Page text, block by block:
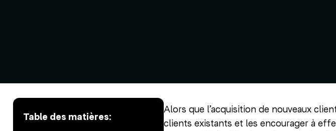
Table des matières:
Alors que l’acquisition de nouveaux
clients existants et les encourager à